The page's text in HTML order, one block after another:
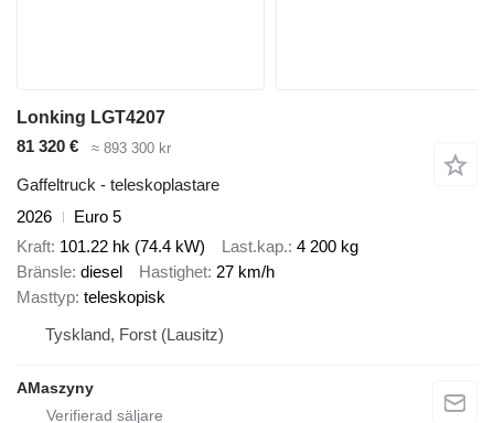
Lonking LGT4207
81 320 €
≈ 893 300 kr
Gaffeltruck - teleskoplastare
2026
Euro 5
Kraft 101.22 hk (74.4 kW) Last.kap. 4 200 kg
Bränsle diesel Hastighet 27 km/h
Masttyp teleskopisk
Tyskland, Forst (Lausitz)
AMaszyny